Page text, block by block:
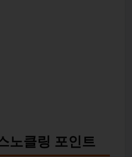
노클링 포인트